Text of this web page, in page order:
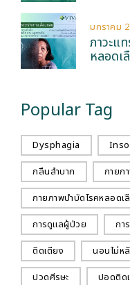
ภาวะแ
หลอดเ
มกราคม
Popular Tag
Dysphagia
กลืนลำบาก
กายภ
กายภาพบำบัดโรคหลอด
การดูแลผู้ป่วย
กา
ติดเตียง
นอนไม่ห
ปวดศีรษะ
ปอดติด